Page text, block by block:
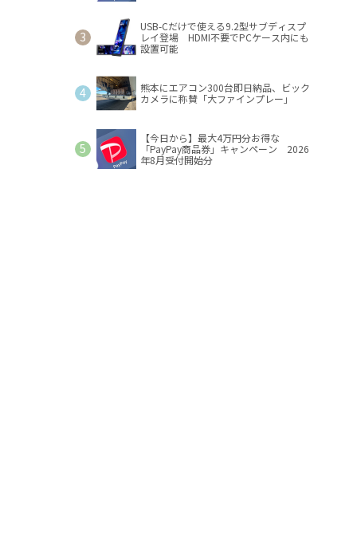
USB-Cだけで使える9.2型サブディスプ
レイ登場 HDMI不要でPCケース内にも
設置可能
熊本にエアコン300台即日納品、ビック
カメラに称賛「大ファインプレー」
【今日から】最大4万円分お得な
「PayPay商品券」キャンペーン 2026
年8月受付開始分